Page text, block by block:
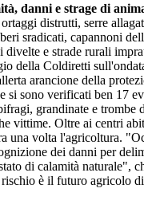
danni e strage di
distrutti, serre
sradicati, capannoni
divelte e strade rurali
della Coldiretti
arancione della
si sono verificati ben 17
grandinate e trombe
vittime. Oltre ai centri
una volta l'agricoltura.
dei danni per
di calamità naturale",
rischio è il futuro agricolo